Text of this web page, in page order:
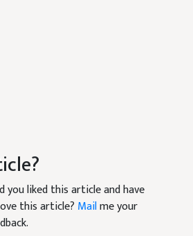
you liked this article and have
this article? Mailme your